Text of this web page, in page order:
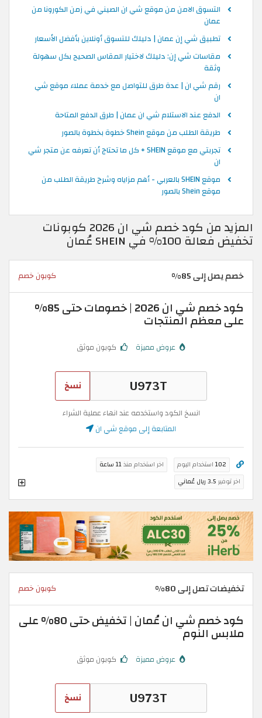
التسوق الامن من موقع شي ان الصيني في زمن الكورونا من
عمان
تطبيق شي إن عمان | دليلك للتسوق أونلاين بأفضل الأسعار
مقاسات شي إن: دليلك لاختيار المقاس الصحيح بكل سهولة
وثقة
رقم شي ان | عدة طرق للتواصل مع خدمة عملاء موقع شي
ان
الدفع عند الاستلام شي ان عمان | طرق الدفع المتاحة
طريقة الطلب من موقع Shein خطوة بخطوة بالصور
تجربتي مع موقع SHEIN + كل ما تحتاج أن تعرفه عن متجر شي
ان
موقع SHEIN بالعربي - أهم مزاياه وشرح طريقة الطلب من
موقع Shein بالصور
المزيد من كود خصم شي ان 2026 كوبونات
تخفيض فعالة 100% في SHEIN عُمان
خصم يصل إلى 85% كوبون خصم
كود خصم شي ان 2026 | خصومات حتى 85%
على معظم المنتجات
عروض مميزة كوبون موثق
نسخ
انسخ الكود واستخدمه عند انهاء عملية الشراء
المتابعة إلى موقع شي ان
102 استخدام اليوم اخر استخدام منذ11 ساعة
اخر توفير 3.5 ريال عُماني
تخفيضات تصل إلى 80% كوبون خصم
كود خصم شي ان عُمان | تخفيض حتى 80% على
ملابس النوم
عروض مميزة كوبون موثق
نسخ